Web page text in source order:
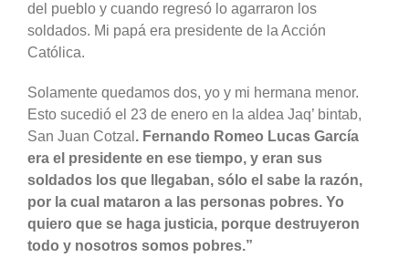
del pueblo y cuando regresó lo agarraron los
soldados. Mi papá era presidente de la Acción
Católica.
Solamente quedamos dos, yo y mi hermana menor.
Esto sucedió el 23 de enero en la aldea Jaq’ bintab,
San Juan Cotzal . Fernando Romeo Lucas García
era el presidente en ese tiempo, y eran sus
soldados los que llegaban, sólo el sabe la razón,
por la cual mataron a las personas pobres. Yo
quiero que se haga justicia, porque destruyeron
todo y nosotros somos pobres.”